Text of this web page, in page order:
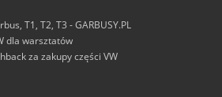
T1, T2, T3 - GARBUSY.PL
dla warsztatów
za zakupy części VW